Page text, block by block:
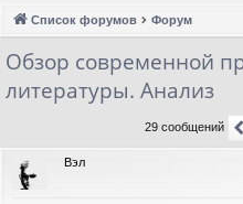
ум
ы
Список форумов Форум
Обзор современной
литературы. Анализ
29 сообщений
Вэл